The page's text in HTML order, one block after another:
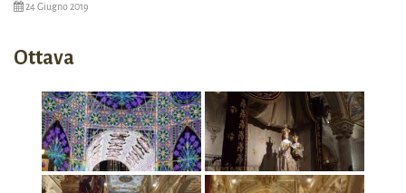
24 Giugno 2019
Ottava